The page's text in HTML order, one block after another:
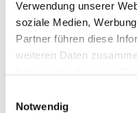
Verwendung unserer
soziale Medien,
Partner führen diese
weiteren Daten
Notwendig
Dies